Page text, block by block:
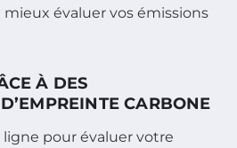
évaluer vos émissions
À DES
CARBONE
pour évaluer votre